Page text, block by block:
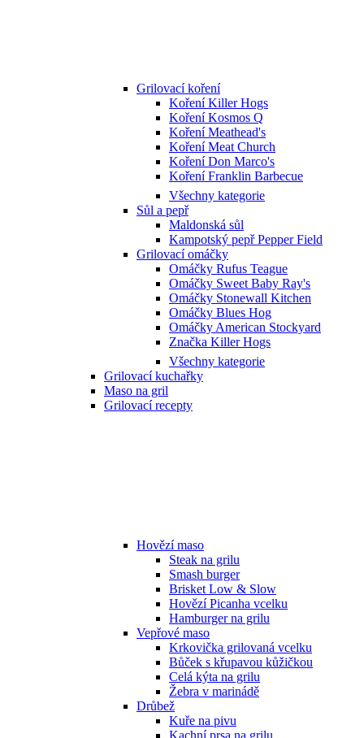
Grilovací koření
Koření Killer Hogs
Koření Kosmos Q
Koření Meathead's
Koření Meat Church
Koření Don Marco's
Koření Franklin Barbecue
Všechny kategorie
Sůl a pepř
Maldonská sůl
Kampotský pepř Pepper Field
Grilovací omáčky
Omáčky Rufus Teague
Omáčky Sweet Baby Ray's
Omáčky Stonewall Kitchen
Omáčky Blues Hog
Omáčky American Stockyard
Značka Killer Hogs
Všechny kategorie
Grilovací kuchařky
Maso na gril
Grilovací recepty
Hovězí maso
Steak na grilu
Smash burger
Brisket Low & Slow
Hovězí Picanha vcelku
Hamburger na grilu
Vepřové maso
Krkovička grilovaná vcelku
Bůček s křupavou kůžičkou
Celá kýta na grilu
Žebra v marinádě
Drůbež
Kuře na pivu
Kachní prsa na grilu